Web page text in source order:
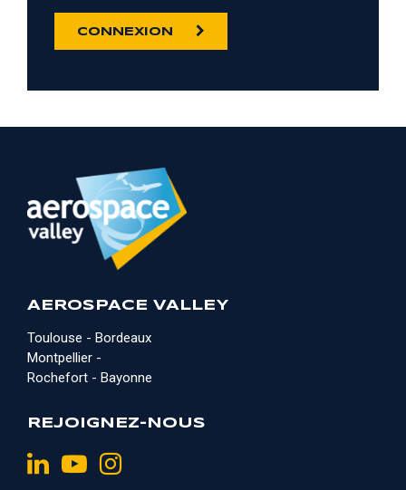
CONNEXION
AEROSPACE VALLEY
Toulouse - Bordeaux
Montpellier -
Rochefort - Bayonne
REJOIGNEZ-NOUS